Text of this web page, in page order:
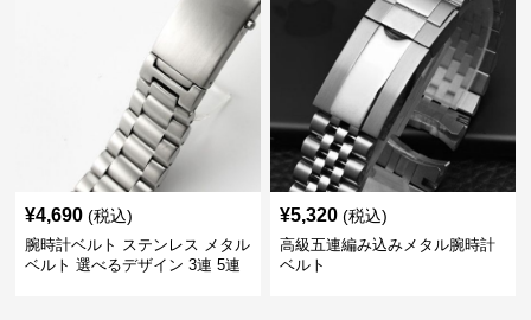
¥4,690 (税込)
腕時計ベルト ステンレス メタル
ベルト 選べるデザイン 3連 5連
¥5,320 (税込)
高級五連編み込みメタル腕時計
ベルト